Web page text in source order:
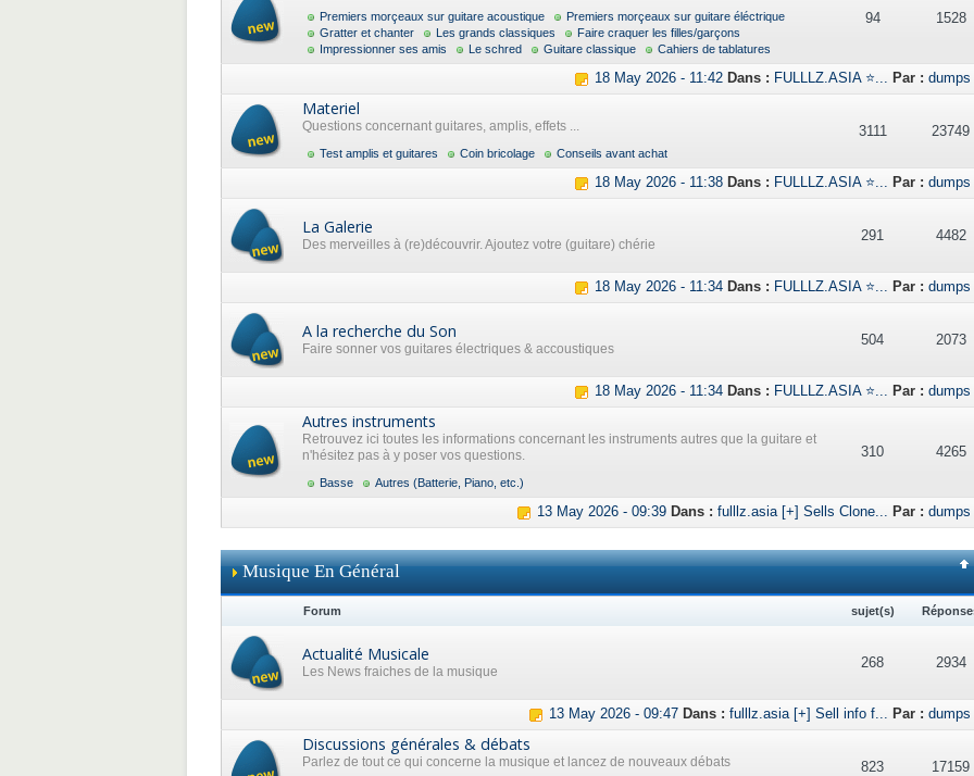
Premiers morçeaux sur guitare acoustique
Premiers morçeaux sur guitare éléctrique
Gratter et chanter
Les grands classiques
Faire craquer les filles/garçons
Impressionner ses amis
Le schred Guitare classique Cahiers de tablatures
94 1528
18 May 2026 - 11:42 Dans : FULLLZ.ASIA ⭐... Par : dumps
Materiel
Questions concernant guitares, amplis, effets ...
Test amplis et guitares Coin bricolage Conseils avant achat
3111 23749
18 May 2026 - 11:38 Dans : FULLLZ.ASIA ⭐... Par : dumps
La Galerie
Des merveilles à (re)découvrir. Ajoutez votre (guitare) chérie
291 4482
18 May 2026 - 11:34 Dans : FULLLZ.ASIA ⭐... Par : dumps
A la recherche du Son
Faire sonner vos guitares électriques & accoustiques
504 2073
18 May 2026 - 11:34 Dans : FULLLZ.ASIA ⭐... Par : dumps
Autres instruments
Retrouvez ici toutes les informations concernant les instruments autres que la guitare et
n'hésitez pas à y poser vos questions.
Basse Autres (Batterie, Piano, etc.)
310 4265
13 May 2026 - 09:39 Dans : fulllz.asia [+] Sells Clone... Par : dumps
Musique En Général
Forum sujet(s)
Actualité Musicale
Les News fraiches de la musique
268 2934
13 May 2026 - 09:47 Dans : fulllz.asia [+] Sell info f... Par : dumps
Discussions générales & débats
Parlez de tout ce qui concerne la musique et lancez de nouveaux débats 823 17159